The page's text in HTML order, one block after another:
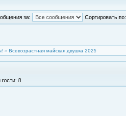
за: Сортировать по:
» Всевозрастная майская двушка 2025
8